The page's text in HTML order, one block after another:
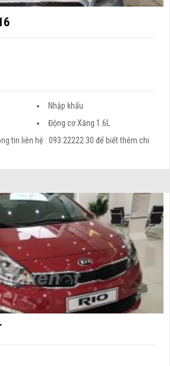
Nhập khẩu
Động cơ Xăng 1.6L
tin liên hệ : 093.22222.30 để biết thêm chi